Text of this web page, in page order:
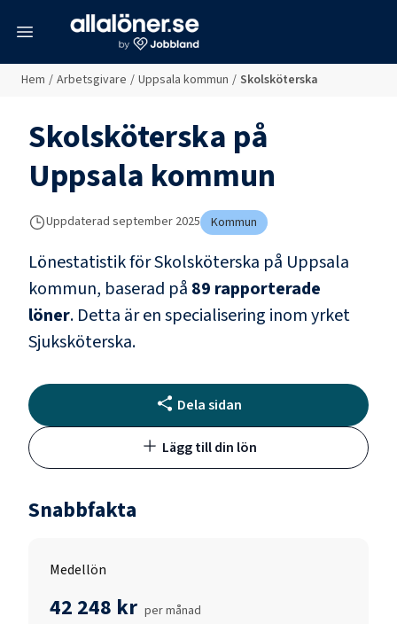
Hem / Arbetsgivare / Uppsala kommun / Skolsköterska
Skolsköterska på
Uppsala kommun
Uppdaterad september 2025 Kommun
Lönestatistik förSkolsköterska på Uppsala
kommun, baserad på 89 rapporterade
löner. Detta är en specialisering inom yrket
Sjuksköterska.
Dela sidan
Lägg till din lön
Snabbfakta
Medellön
42 248 kr per månad